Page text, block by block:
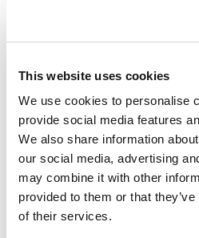
This website uses cookies
We use cookies to personalise
provide social media features
We also share information
our social media, advertising
may combine it with other
provided to them or that
of their services.
“Als mentor wordt er veel
continu open hebben
nog wel belangrijker zijn
je je als mentor blijven
Racisme in de klas